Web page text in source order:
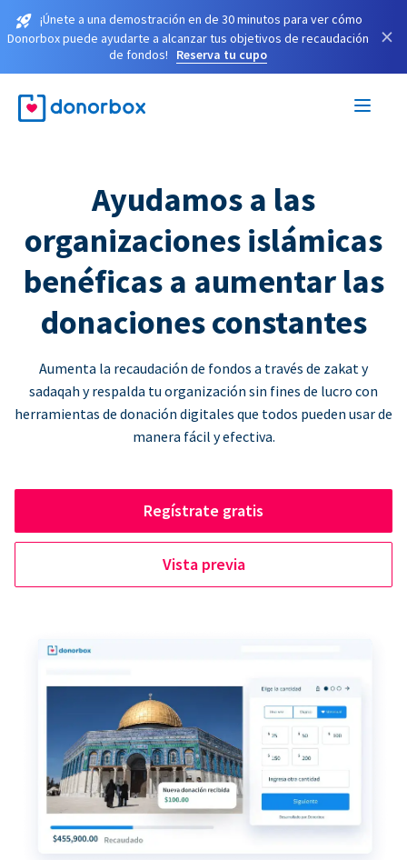
¡Únete a una demostración en de 30 minutos para ver cómo
Donorbox puede ayudarte a alcanzar tus objetivos de recaudación
de fondos!
Reserva tu cupo
×
Ayudamos a las
organizaciones islámicas
benéficas a aumentar las
donaciones constantes
Aumenta la recaudación de fondos a través de zakat y
sadaqah y respalda tu organización sin fines de lucro con
herramientas de donación digitales que todos pueden usar de
manera fácil y efectiva.
Regístrate gratis
Vista previa